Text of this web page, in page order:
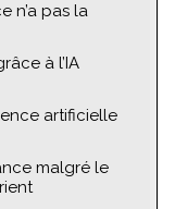
n’a pas la
à l’IA
artificielle
malgré le